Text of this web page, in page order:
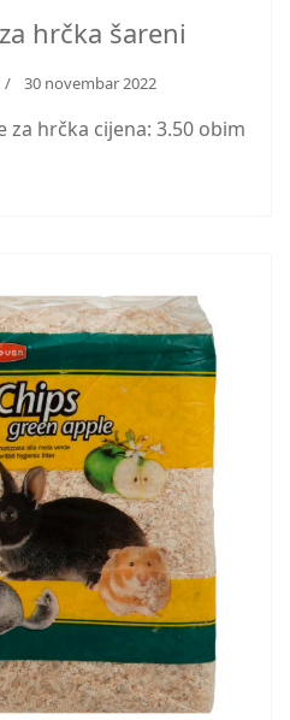
hrčka šareni
30 novembar 2022
hrčka cijena: 3.50 obim